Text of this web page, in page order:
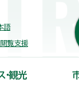
語
閲覧支援
・観光